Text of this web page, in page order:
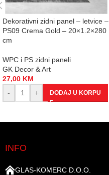
Dekorativni zidni panel – letvice –
PS09 Crema Gold – 20×1.2×280
cm
WPC i PS zidni paneli
GK Decor & Art
27,00 KM
-
+ DODAJ U KORPU
INFO
GLAS-KOMERC D.O.O.